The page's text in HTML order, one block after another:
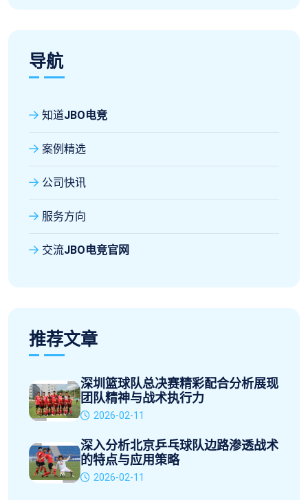
导航
知道JBO电竞
案例精选
公司快讯
服务方向
交流JBO电竞官网
推荐文章
深圳篮球队总决赛精彩配合分析展现
团队精神与战术执行力
2026-02-11
深入分析北京乒乓球队边路渗透战术
的特点与应用策略
2026-02-11